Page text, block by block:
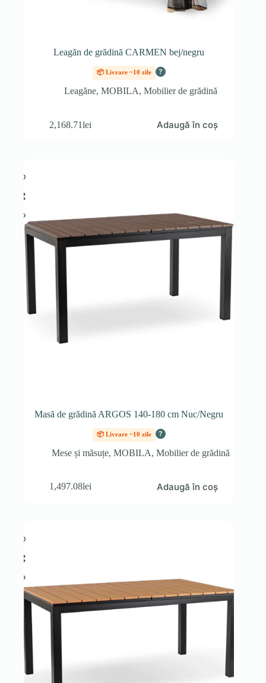
Leagăn de grădină CARMEN bej/negru
📦 Livrare ~10 zile ?
Leagăne,MOBILA,Mobilier de grădină
2,168.71lei Adaugă în coș
Masă de grădină ARGOS 140-180 cm Nuc/Negru
📦 Livrare ~10 zile ?
Mese și măsuțe,MOBILA,Mobilier de grădină
1,497.08lei Adaugă în coș